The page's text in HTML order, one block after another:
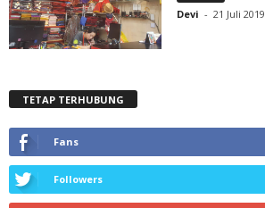
Devi - 21 Juli 2019
TETAP TERHUBUNG
Fans
Followers